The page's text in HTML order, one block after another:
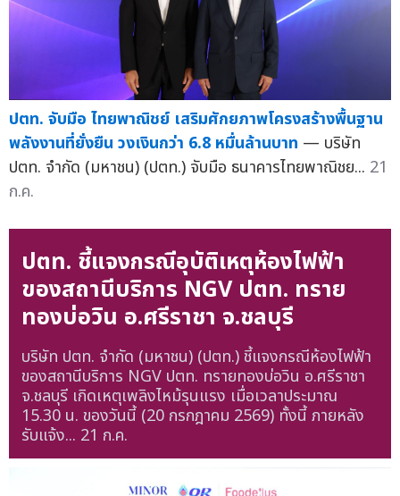
ปตท. จับมือ ไทยพาณิชย์ เสริมศักยภาพโครงสร้างพื้นฐาน
พลังงานที่ยั่งยืน วงเงินกว่า 6.8 หมื่นล้านบาท — บริษัท
ปตท. จำกัด (มหาชน) (ปตท.) จับมือ ธนาคารไทยพาณิชย... 21
ก.ค.
ปตท. ชี้แจงกรณีอุบัติเหตุห้องไฟฟ้า
ของสถานีบริการ NGV ปตท. ทราย
ทองบ่อวิน อ.ศรีราชา จ.ชลบุรี
บริษัท ปตท. จำกัด (มหาชน) (ปตท.) ชี้แจงกรณีห้องไฟฟ้า
ของสถานีบริการ NGV ปตท. ทรายทองบ่อวิน อ.ศรีราชา
จ.ชลบุรี เกิดเหตุเพลิงไหม้รุนแรง เมื่อเวลาประมาณ
15.30 น. ของวันนี้ (20 กรกฎาคม 2569) ทั้งนี้ ภายหลัง
รับแจ้ง... 21 ก.ค.